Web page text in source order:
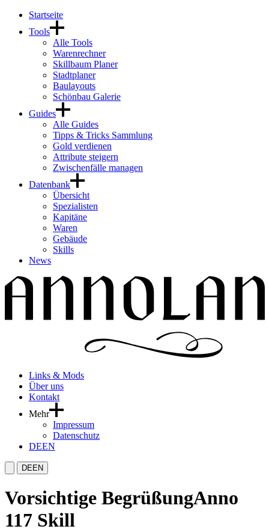
Startseite
Tools
Alle Tools
Warenrechner
Skillbaum Planer
Stadtplaner
Baulayouts
Schönbau Galerie
Guides
Alle Guides
Tipps & Tricks Sammlung
Gold verdienen
Attribute steigern
Zwischenfälle managen
Datenbank
Übersicht
Spezialisten
Kapitäne
Waren
Gebäude
Skills
News
Links & Mods
Über uns
Kontakt
Mehr
Impressum
Datenschutz
DEEN
DEEN
Vorsichtige BegrüßungAnno
117 Skill